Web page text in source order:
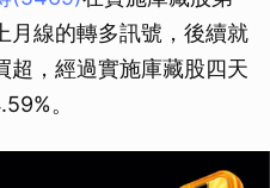
月線的轉多訊號，後續就
超，經過實施庫藏股四天
。